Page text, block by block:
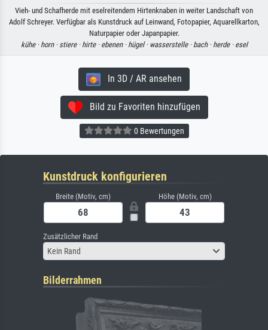
Vieh- und Schafherde mit eselreitendem Hirtenknaben in weiter Landschaft von
Adolf Schreyer. Verfügbar als Kunstdruck auf Leinwand, Fotopapier, Aquarellkarton,
Naturpapier oder Japanpapier.
kühe · horn · stiere · hirte · ebenen · hügel · wasserstelle · bach · herde · esel
In 3D / AR ansehen
Bild zu Favoriten hinzufügen
0 Bewertungen
Kunstdruck konfigurieren
Breite (Motiv, cm) Höhe (Motiv, cm)
Zusätzlicher Rand
Kein Rand
Bilderrahmen